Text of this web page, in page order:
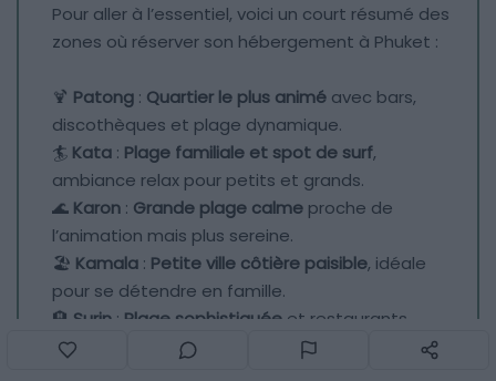
Pour aller à l’essentiel, voici un court résumé des
zones où réserver son hébergement à Phuket :
🍹 Patong : Quartier le plus animé avec bars,
discothèques et plage dynamique.
🏄 Kata : Plage familiale et spot de surf,
ambiance relax pour petits et grands.
🌊 Karon : Grande plage calme proche de
l’animation mais plus sereine.
🏖️ Kamala : Petite ville côtière paisible, idéale
pour se détendre en famille.
🏨 Surin : Plage sophistiquée et restaurants
raffinés pour un séjour haut de gamme.